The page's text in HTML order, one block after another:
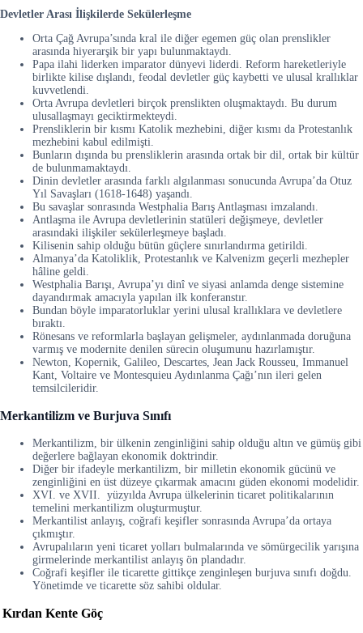
Devletler Arası İlişkilerde Sekülerleşme
Orta Çağ Avrupa’sında kral ile diğer egemen güç olan prenslikler
arasında hiyerarşik bir yapı bulunmaktaydı.
Papa ilahi liderken imparator dünyevi liderdi. Reform hareketleriyle
birlikte kilise dışlandı, feodal devletler güç kaybetti ve ulusal krallıklar
kuvvetlendi.
Orta Avrupa devletleri birçok prenslikten oluşmaktaydı. Bu durum
ulusallaşmayı geciktirmekteydi.
Prensliklerin bir kısmı Katolik mezhebini, diğer kısmı da Protestanlık
mezhebini kabul edilmişti.
Bunların dışında bu prensliklerin arasında ortak bir dil, ortak bir kültür
de bulunmamaktaydı.
Dinin devletler arasında farklı algılanması sonucunda Avrupa’da Otuz
Yıl Savaşları (1618-1648) yaşandı.
Bu savaşlar sonrasında Westphalia Barış Antlaşması imzalandı.
Antlaşma ile Avrupa devletlerinin statüleri değişmeye, devletler
arasındaki ilişkiler sekülerleşmeye başladı.
Kilisenin sahip olduğu bütün güçlere sınırlandırma getirildi.
Almanya’da Katoliklik, Protestanlık ve Kalvenizm geçerli mezhepler
hâline geldi.
Westphalia Barışı, Avrupa’yı dinî ve siyasi anlamda denge sistemine
dayandırmak amacıyla yapılan ilk konferanstır.
Bundan böyle imparatorluklar yerini ulusal krallıklara ve devletlere
bıraktı.
Rönesans ve reformlarla başlayan gelişmeler, aydınlanmada doruğuna
varmış ve modernite denilen sürecin oluşumunu hazırlamıştır.
Newton, Kopernik, Galileo, Descartes, Jean Jack Rousseu, Immanuel
Kant, Voltaire ve Montesquieu Aydınlanma Çağı’nın ileri gelen
temsilcileridir.
Merkantilizm ve Burjuva Sınıfı
Merkantilizm, bir ülkenin zenginliğini sahip olduğu altın ve gümüş gibi
değerlere bağlayan ekonomik doktrindir.
Diğer bir ifadeyle merkantilizm, bir milletin ekonomik gücünü ve
zenginliğini en üst düzeye çıkarmak amacını güden ekonomi modelidir.
XVI. ve XVII. yüzyılda Avrupa ülkelerinin ticaret politikalarının
temelini merkantilizm oluşturmuştur.
Merkantilist anlayış, coğrafi keşifler sonrasında Avrupa’da ortaya
çıkmıştır.
Avrupalıların yeni ticaret yolları bulmalarında ve sömürgecilik yarışına
girmelerinde merkantilist anlayış ön plandadır.
Coğrafi keşifler ile ticarette gittikçe zenginleşen burjuva sınıfı doğdu.
Yönetimde ve ticarette söz sahibi oldular.
Kırdan Kente Göç